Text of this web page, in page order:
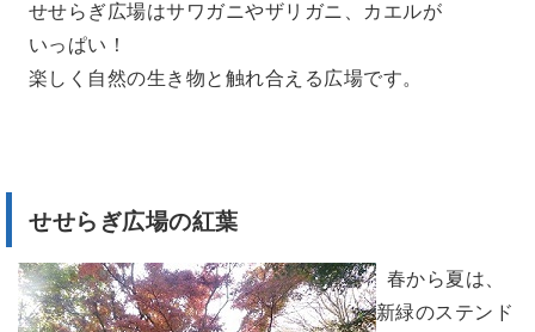
せせらぎ広場はサワガニやザリガニ、カエルが
いっぱい！
楽しく自然の生き物と触れ合える広場です。
せせらぎ広場の紅葉
春から夏は、
新緑のステンド